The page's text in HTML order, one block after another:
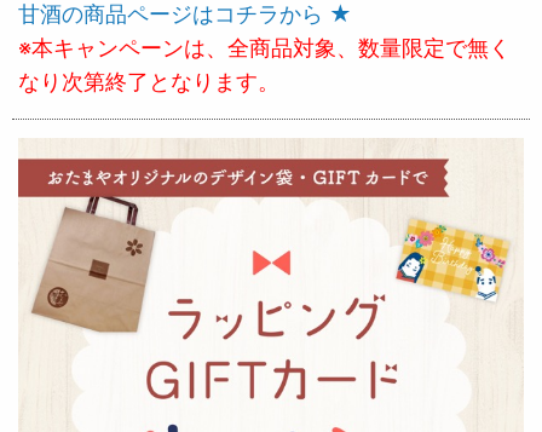
甘酒の商品ページはコチラから ★
※本キャンペーンは、全商品対象、数量限定で無く
なり次第終了となります。